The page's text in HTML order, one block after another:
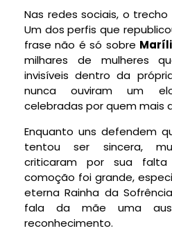
Nas redes sociais, o
Um dos perfis que
frase não é só sobre
milhares de mulheres
invisíveis dentro da
nunca ouviram um
celebradas por quem mais
Enquanto uns defendem
tentou ser sincera,
criticaram por sua falta
comoção foi grande,
eterna Rainha da
fala da mãe uma
reconhecimento.